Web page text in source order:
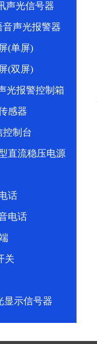
声光信号器
声光报警器
(单屏)
(双屏)
光报警控制箱
感器
制台
直流稳压电源
话
电话
关
显示信号器